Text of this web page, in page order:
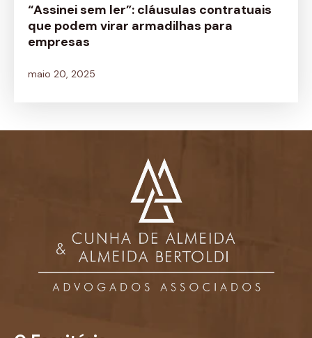
“Assinei sem ler”: cláusulas contratuais
que podem virar armadilhas para
empresas
maio 20, 2025